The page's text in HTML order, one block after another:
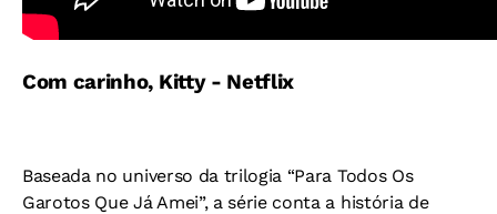
Com carinho, Kitty - Netflix
Baseada no universo da trilogia “Para Todos Os
Garotos Que Já Amei”, a série conta a história de